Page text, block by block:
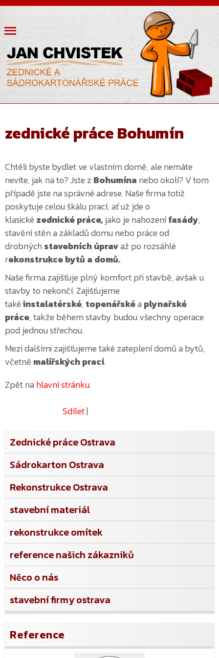
zednické práce Bohumín
Chtěli byste bydlet ve vlastním domě, ale nemáte
nevíte, jak na to? Jste z Bohumína nebo okolí? V tom
případě jste na správné adrese. Naše firma totiž
poskytuje celou škálu prací, ať už jde o
klasickézednické práce,jako je nahozenífasády,
stavění stěn a základů domu nebo práce od
drobnýchstavebních úpravaž po rozsáhlé
rekonstrukce bytů a domů.
Naše firma zajišťuje plný komfort při stavbě, avšak u
stavby to nekončí. Zajišťujeme
takéinstalatérské, topenářskéaplynařské
práce, takže během stavby budou všechny operace
pod jednou střechou.
Mezi dalšími zajišťujeme také zateplení domů a bytů,
včetně malířských prací.
Zpět nahlavní stránku.
Sdílet|
Zednické práce Ostrava
Sádrokarton Ostrava
Rekonstrukce Ostrava
stavební materiál
rekonstrukce omítek
reference našich zákazniků
Něco o nás
stavební firmy ostrava
Reference